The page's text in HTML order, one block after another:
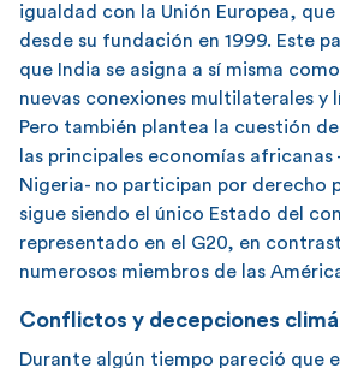
igualdad con la Unión Europea,
desde su fundación en 1999. Este
que India se asigna a sí misma
nuevas conexiones multilaterales y
Pero también plantea la cuestión
las principales economías
Nigeria- no participan por derecho
sigue siendo el único Estado del
representado en el G20, en
numerosos miembros de las
Conflictos y decepciones
Durante algún tiempo pareció que